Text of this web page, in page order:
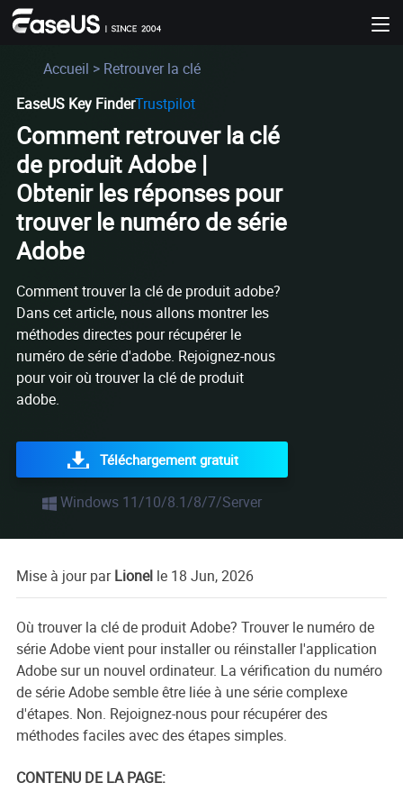
Accueil > Retrouver la clé
EaseUS Key FinderTrustpilot
Comment retrouver la clé
de produit Adobe |
Obtenir les réponses pour
trouver le numéro de série
Adobe
Comment trouver la clé de produit adobe?
Dans cet article, nous allons montrer les
méthodes directes pour récupérer le
numéro de série d'adobe. Rejoignez-nous
pour voir où trouver la clé de produit
adobe.
Téléchargement gratuit
Windows 11/10/8.1/8/7/Server
Mise à jour parLionelle 18 Jun, 2026
Où trouver la clé de produit Adobe? Trouver le numéro de
série Adobe vient pour installer ou réinstaller l'application
Adobe sur un nouvel ordinateur. La vérification du numéro
de série Adobe semble être liée à une série complexe
d'étapes. Non. Rejoignez-nous pour récupérer des
méthodes faciles avec des étapes simples.
CONTENU DE LA PAGE: